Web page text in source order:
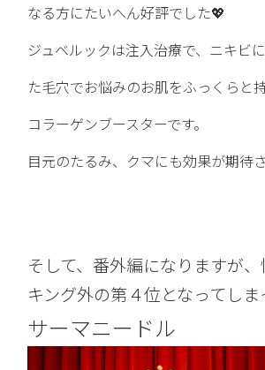
なる方にたいへん好評でした💖
ジュベルックは注入治療で、ニキビ
た毛穴でお悩みのお肌をふっくらと
コラーゲンブースターです。
目元のたるみ、クマにも効果が期待
そして、番外編になりますが
キング外の第４位となってし
サーマニードル